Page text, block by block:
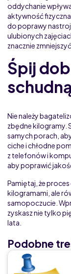
oddychanie
aktywność
do poprawy
ulubionych
znacznie
Śpij
Nie należy
zbędne kilogramy.
samych porach,
ciche i chłodne
z telefonów i
aby poprawić
Pamiętaj, że
kilogramami, ale
samopoczucie.
zyskasz nie tylko
lata.
Podobne